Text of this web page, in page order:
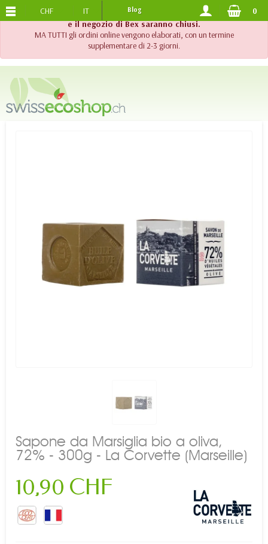
!! Importante !! Fino al 20 agosto 2026, l'assistenza telefonica
e il negozio di Bex saranno chiusi.
MA TUTTI gli ordini online vengono elaborati, con un termine
supplementare di 2-3 giorni.
SPEDIZIONE GRATUITADA 120.-
CHF IT Blog 0
Sapone da Marsiglia bio a oliva,
72% - 300g - La Corvette (Marseille)
10,90 CHF